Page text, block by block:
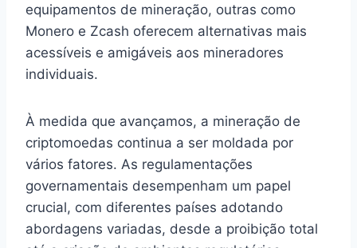
equipamentos de mineração, outras como
Monero e Zcash oferecem alternativas mais
acessíveis e amigáveis aos mineradores
individuais.
À medida que avançamos, a mineração de
criptomoedas continua a ser moldada por
vários fatores. As regulamentações
governamentais desempenham um papel
crucial, com diferentes países adotando
abordagens variadas, desde a proibição total